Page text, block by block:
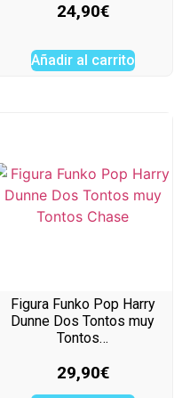
24,90€
Añadir al carrito
Figura Funko Pop Harry
Dunne Dos Tontos muy
Tontos…
29,90€